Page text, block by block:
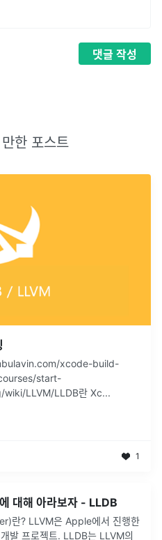
댓글 작성
한 포스트
xcode-build-
start-
LLVM/LLDB란 Xc...
1
대해 아라보자 - LLDB
란? LLVM은 Apple에서 진행한
발 프로젝트. LLDB는 LLVM의